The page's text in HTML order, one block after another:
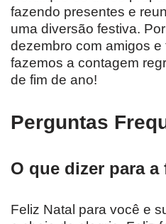
fazendo presentes e
uma diversão festiva.
dezembro com amigos
fazemos a contagem
de fim de ano!
Perguntas
O que dizer para
Feliz Natal para você e